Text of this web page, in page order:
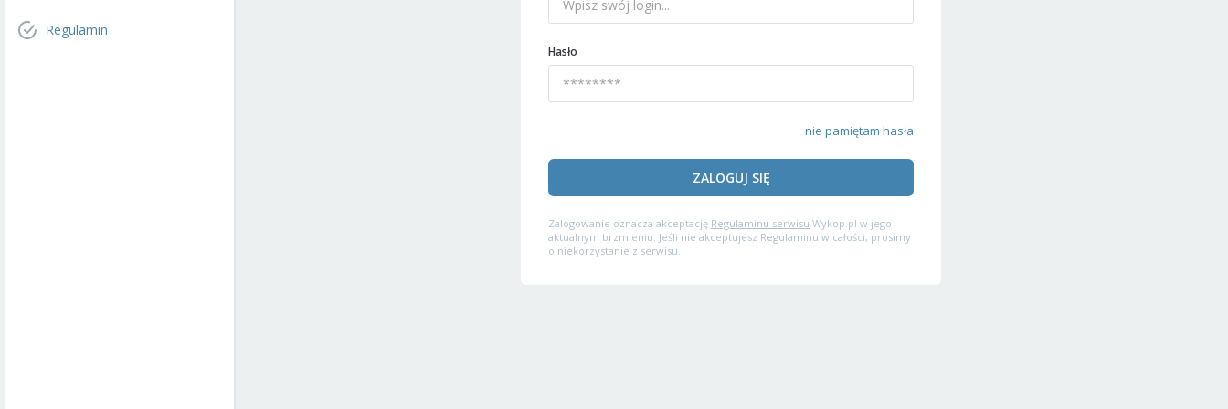
Regulamin
Hasło
nie pamiętam hasła
ZALOGUJ SIĘ
Zalogowanie oznacza akceptację Regulaminu serwisu Wykop.pl w jego
aktualnym brzmieniu. Jeśli nie akceptujesz Regulaminu w całości, prosimy
o niekorzystanie z serwisu.